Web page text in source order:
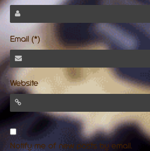
Email (*)
Website
Notify me of new posts by email.